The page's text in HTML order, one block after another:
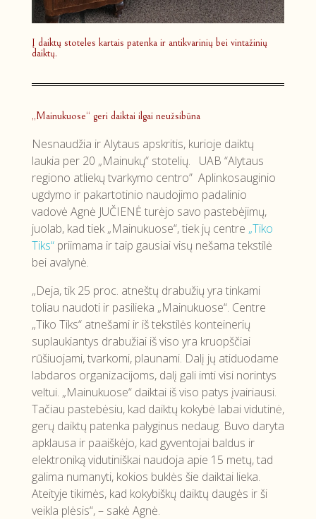
Į daiktų stoteles kartais patenka ir antikvarinių bei vintažinių
daiktų.
„Mainukuose“ geri daiktai ilgai neužsibūna
Nesnaudžia ir Alytaus apskritis, kurioje daiktų
laukia per 20 „Mainukų“ stotelių. UAB “Alytaus
regiono atliekų tvarkymo centro” Aplinkosauginio
ugdymo ir pakartotinio naudojimo padalinio
vadovė Agnė JUČIENĖ turėjo savo pastebėjimų,
juolab, kad tiek „Mainukuose“, tiek jų centre „Tiko
Tiks“ priimama ir taip gausiai visų nešama tekstilė
bei avalynė.
„Deja, tik 25 proc. atneštų drabužių yra tinkami
toliau naudoti ir pasilieka „Mainukuose“. Centre
„Tiko Tiks“ atnešami ir iš tekstilės konteinerių
suplaukiantys drabužiai iš viso yra kruopščiai
rūšiuojami, tvarkomi, plaunami. Dalį jų atiduodame
labdaros organizacijoms, dalį gali imti visi norintys
veltui. „Mainukuose“ daiktai iš viso patys įvairiausi.
Tačiau pastebėsiu, kad daiktų kokybė labai vidutinė,
gerų daiktų patenka palyginus nedaug. Buvo daryta
apklausa ir paaiškėjo, kad gyventojai baldus ir
elektroniką vidutiniškai naudoja apie 15 metų, tad
galima numanyti, kokios buklės šie daiktai lieka.
Ateityje tikimės, kad kokybiškų daiktų daugės ir ši
veikla plėsis“, – sakė Agnė.